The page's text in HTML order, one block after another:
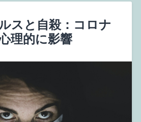
スと自殺：コロナ
理的に影響